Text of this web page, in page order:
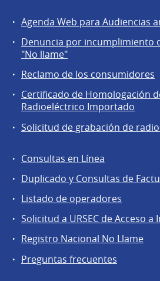
Servicios
comunidad
Agenda Web para Audiencias
Denuncia por incumplimiento
"No llame"
Reclamo de los consumidores
Certificado de Homologación
Radioeléctrico Importado
Solicitud de grabación de
Agentes
regulados
Consultas en Línea
Duplicado y Consultas de
Listado de operadores
Solicitud a URSEC de Acceso
Registro Nacional No Llame
Preguntas frecuentes